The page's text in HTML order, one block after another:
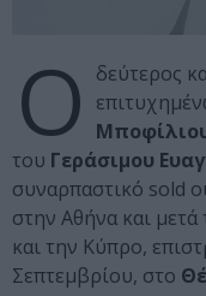
Ο
δεύτερος
του Γεράσιμου
συναρπαστικό sold
στην Αθήνα και μετά
και την Κύπρο,
Σεπτεμβρίου, στο